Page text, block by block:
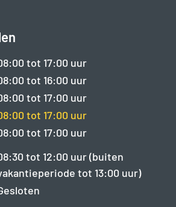
tot 17:00 uur
tot 16:00 uur
tot 17:00 uur
tot 17:00 uur
tot 17:00 uur
tot 12:00 uur (buiten
tot 13:00 uur)